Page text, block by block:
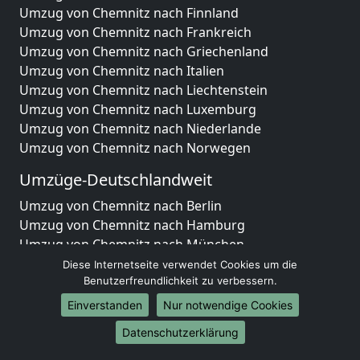
Umzug von Chemnitz nach Finnland
Umzug von Chemnitz nach Frankreich
Umzug von Chemnitz nach Griechenland
Umzug von Chemnitz nach Italien
Umzug von Chemnitz nach Liechtenstein
Umzug von Chemnitz nach Luxemburg
Umzug von Chemnitz nach Niederlande
Umzug von Chemnitz nach Norwegen
Umzüge-Deutschlandweit
Umzug von Chemnitz nach Berlin
Umzug von Chemnitz nach Hamburg
Umzug von Chemnitz nach München
Umzug von Chemnitz nach Köln
Umzug von Chemnitz nach Frankfurt am Main
Umzug von Chemnitz nach Stuttgart
Umzug von Chemnitz nach Düsseldorf
Umzug von Chemnitz nach Leipzig
Diese Internetseite verwendet Cookies um die
Benutzerfreundlichkeit zu verbessern.
Einverstanden
Nur notwendige Cookies
Datenschutzerklärung